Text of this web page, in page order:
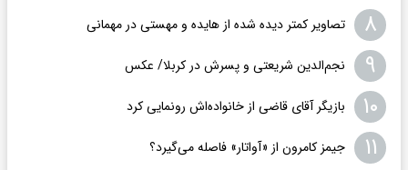
۸ تصاویر کمتر دیده شده از هایده و مهستی در مهمانی
۹ نجم‌الدین شریعتی و پسرش در کربلا/ عکس
۱۰ بازیگر آقای قاضی از خانواده‌اش رونمایی کرد
۱۱ جیمز کامرون از «آواتار» فاصله می‌گیرد؟